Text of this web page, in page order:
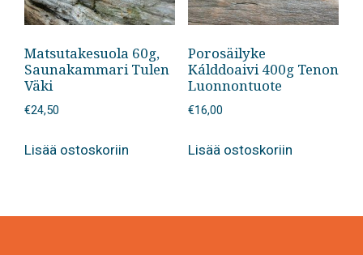
Matsutakesuola 60g,
Saunakammari Tulen
Väki
€24,50
Lisää ostoskoriin
Porosäilyke
Kálddoaivi 400g Tenon
Luonnontuote
€16,00
Lisää ostoskoriin